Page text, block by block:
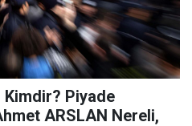
Kimdir? Piyade
ARSLAN Nereli,